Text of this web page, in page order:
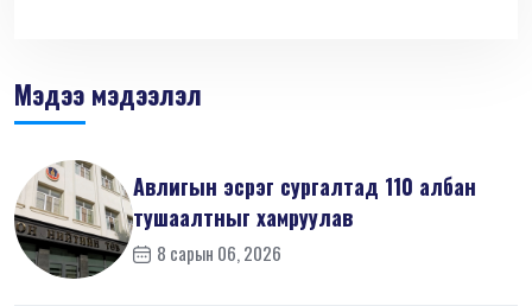
Мэдээ мэдээлэл
Авлигын эсрэг сургалтад 110 албан
тушаалтныг хамруулав
8 сарын 06, 2026